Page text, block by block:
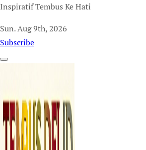
Inspiratif Tembus Ke Hati
Sun. Aug 9th, 2026
Subscribe